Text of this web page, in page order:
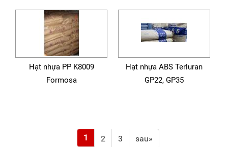
Hạt nhựa PP K8009
Formosa
Hạt nhựa ABS Terluran
GP22, GP35
1 2 3 sau»